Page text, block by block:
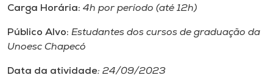
Carga Horária: 4h por período (até 12h)
Público Alvo: Estudantes dos cursos de graduação da
Unoesc Chapecó
Data da atividade: 24/09/2023